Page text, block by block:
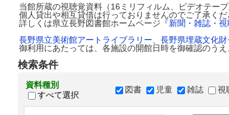
当館所蔵の視聴覚資料（16ミリフィルム、ビデオテー
個人貸出や相互貸借は行っておりませんのでご了承くだ
詳しくは県立長野図書館ホームページ 『新聞・雑誌・
長野県立美術館アートライブラリー
長野県埋蔵文化
御利用にあたっては、各施設の開館日時を御確認のうえ
検索条件
資料種別
すべて選択
図書 児童 雑誌 視